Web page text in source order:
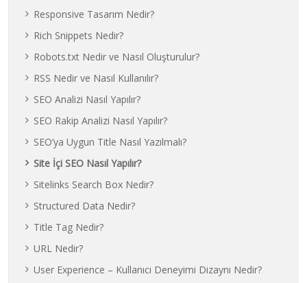
Responsive Tasarım Nedir?
Rich Snippets Nedir?
Robots.txt Nedir ve Nasıl Oluşturulur?
RSS Nedir ve Nasıl Kullanılır?
SEO Analizi Nasıl Yapılır?
SEO Rakip Analizi Nasıl Yapılır?
SEO’ya Uygun Title Nasıl Yazılmalı?
Site İçi SEO Nasıl Yapılır?
Sitelinks Search Box Nedir?
Structured Data Nedir?
Title Tag Nedir?
URL Nedir?
User Experience – Kullanıcı Deneyimi Dizaynı Nedir?